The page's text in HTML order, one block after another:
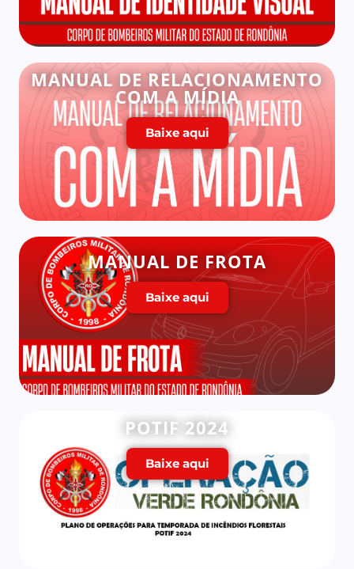
MANUAL DE RELACIONAMENTO
COM A MÍDIA
Baixe aqui
MANUAL DE FROTA
Baixe aqui
POTIF 2024
Baixe aqui